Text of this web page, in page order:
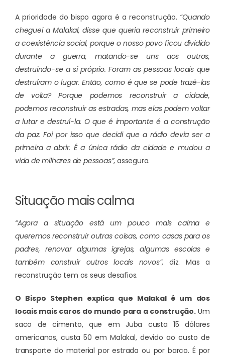
A prioridade do bispo agora é a reconstrução. “Quando
cheguei a Malakal, disse que queria reconstruir primeiro
a coexistência social, porque o nosso povo ficou dividido
durante a guerra, matando-se uns aos outros,
destruindo-se a si próprio. Foram as pessoas locais que
destruíram o lugar. Então, como é que se pode trazê-las
de volta? Porque podemos reconstruir a cidade,
podemos reconstruir as estradas, mas elas podem voltar
a lutar e destruí-la. O que é importante é a construção
da paz. Foi por isso que decidi que a rádio devia ser a
primeira a abrir. É a única rádio da cidade e mudou a
vida de milhares de pessoas”, assegura.
Situação mais calma
“Agora a situação está um pouco mais calma e
queremos reconstruir outras coisas, como casas para os
padres, renovar algumas igrejas, algumas escolas e
também construir outros locais novos”, diz. Mas a
reconstrução tem os seus desafios.
O Bispo Stephen explica que Malakal é um dos
locais mais caros do mundo para a construção.Um
saco de cimento, que em Juba custa 15 dólares
americanos, custa 50 em Malakal, devido ao custo de
transporte do material por estrada ou por barco. É por